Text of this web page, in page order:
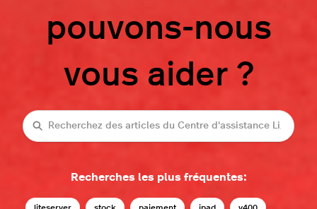
pouvons-nous
vous aider ?
Recherche
Recherches les plus fréquentes: